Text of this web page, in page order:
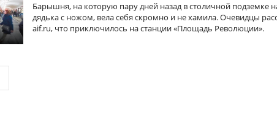
Барышня, на которую пару дней назад в столичной подземке
дядька с ножом, вела себя скромно и не хамила. Очевидцы
aif.ru, что приключилось на станции «Площадь Революции».